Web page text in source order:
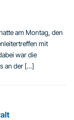
am Montag, den
mit
war die
an der […]